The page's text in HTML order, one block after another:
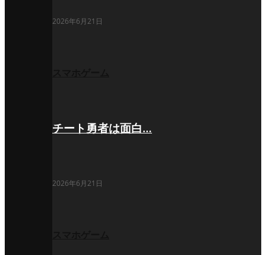
2026年6月21日
チート勇者は面白…
2026年6月21日